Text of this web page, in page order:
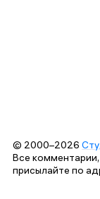
© 2000–2026
Все
присылайте по